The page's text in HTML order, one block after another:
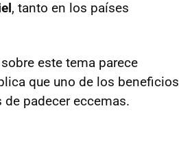
, tanto en los países
este tema parece
que uno de los beneficios
padecer eccemas.